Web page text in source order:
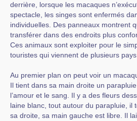
derrière, lorsque les macaques
spectacle, les singes sont enfermés
individuelles. Des panneaux montrent
transférer dans des endroits plus
Ces animaux sont exploiter pour le
touristes qui viennent de plusieurs
Au premier plan on peut voir un
Il tient dans sa main droite un
l’amour et le sang. Il y a des fleurs
laine blanc, tout autour du parapluie, il
sa droite, sa main gauche est libre. Il